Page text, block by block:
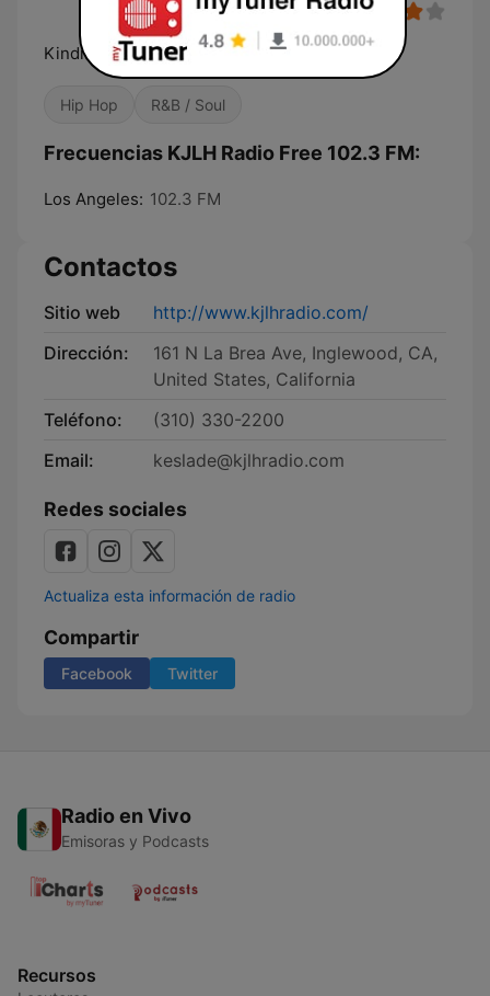
Kindness, Joy, Love and Happiness
Hip Hop R&B / Soul
Frecuencias KJLH Radio Free 102.3 FM:
Los Angeles: 102.3 FM
Contactos
Sitio web
http://www.kjlhradio.com/
Dirección:
161 N La Brea Ave, Inglewood, CA,
United States, California
Teléfono:
(310) 330-2200
Email:
keslade@kjlhradio.com
Redes sociales
Actualiza esta información de radio
Compartir
Facebook Twitter
Radio en Vivo
Emisoras y Podcasts
Recursos